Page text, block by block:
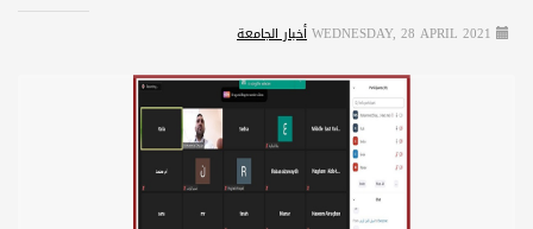
WEDNESDAY, 28 APRIL 2021أخبار الجامعة